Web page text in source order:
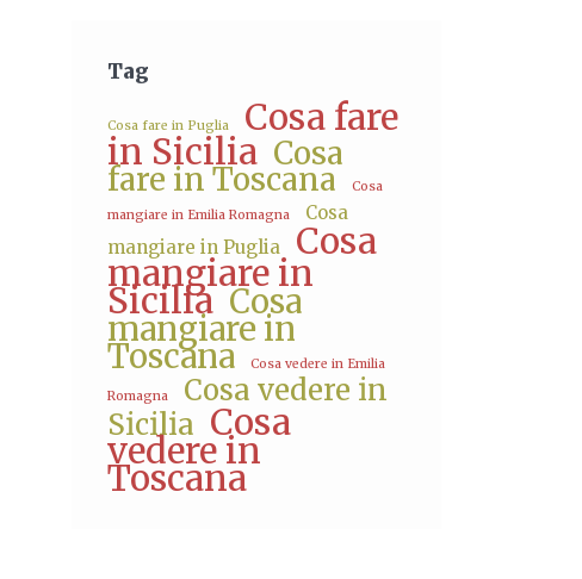
Tag
Cosa fare in Puglia Cosa fare
in Sicilia Cosa
fare in Toscana
Cosa
mangiare in Emilia Romagna
Cosa
mangiare in Puglia
Cosa
mangiare in
Sicilia Cosa
mangiare in
Toscana Cosa vedere in Emilia
Romagna
Cosa vedere in
Sicilia Cosa
vedere in
Toscana